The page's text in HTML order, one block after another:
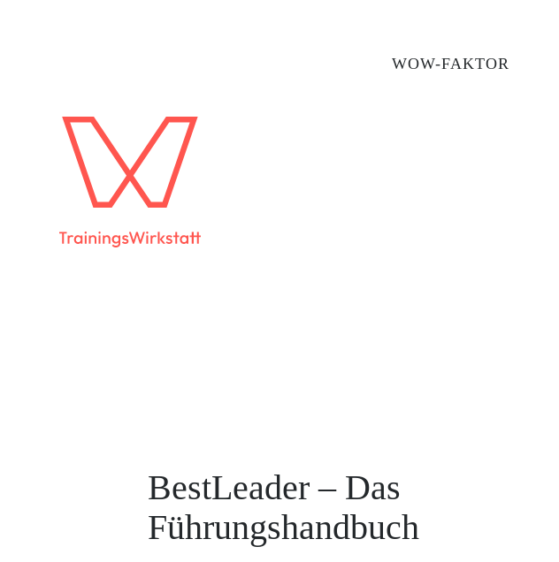
WOW-FAKTOR
BestLeader – Das
Führungshandbuch